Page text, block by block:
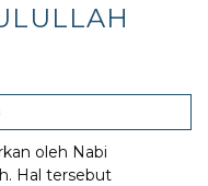
oleh Nabi
Hal tersebut